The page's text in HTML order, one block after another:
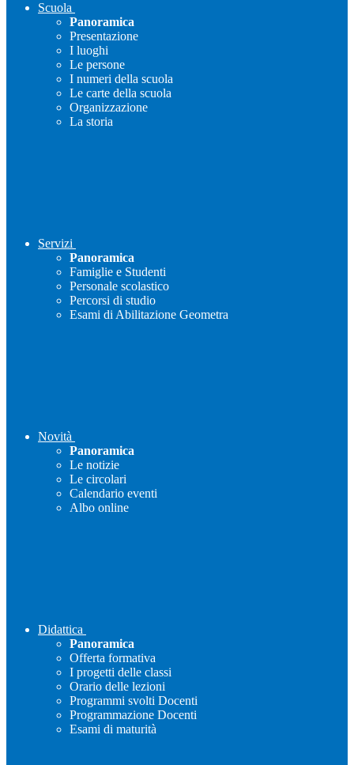
Scuola
Panoramica
Presentazione
I luoghi
Le persone
I numeri della scuola
Le carte della scuola
Organizzazione
La storia
Servizi
Panoramica
Famiglie e Studenti
Personale scolastico
Percorsi di studio
Esami di Abilitazione Geometra
Novità
Panoramica
Le notizie
Le circolari
Calendario eventi
Albo online
Didattica
Panoramica
Offerta formativa
I progetti delle classi
Orario delle lezioni
Programmi svolti Docenti
Programmazione Docenti
Esami di maturità